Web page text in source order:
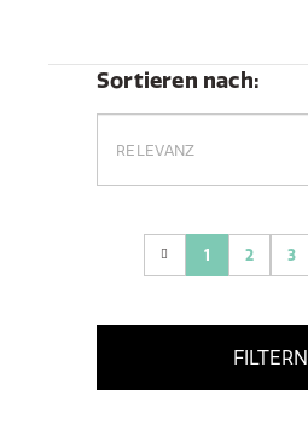
Sortieren nach:
1(current)
2 3
FILTERN